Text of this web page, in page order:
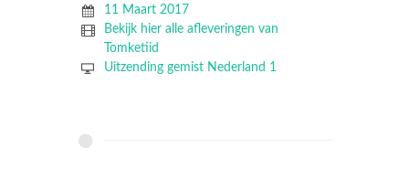
11 Maart 2017
Bekijk hier alle afleveringen van
Tomketiid
Uitzending gemist Nederland 1